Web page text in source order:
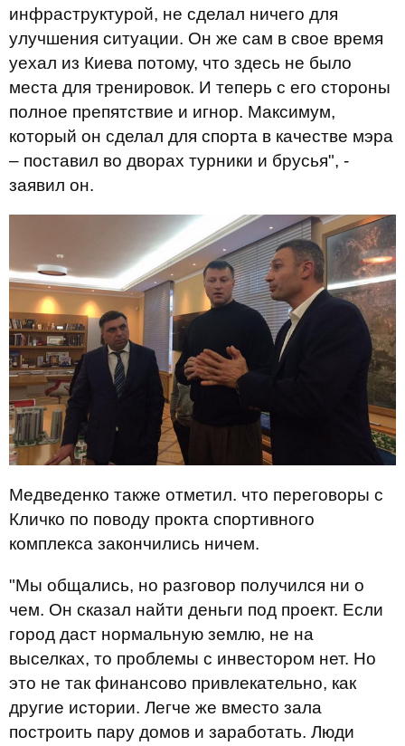
инфраструктурой, не сделал ничего для
улучшения ситуации. Он же сам в свое время
уехал из Киева потому, что здесь не было
места для тренировок. И теперь с его стороны
полное препятствие и игнор. Максимум,
который он сделал для спорта в качестве мэра
– поставил во дворах турники и брусья", -
заявил он.
Медведенко также отметил. что переговоры с
Кличко по поводу прокта спортивного
комплекса закончились ничем.
"Мы общались, но разговор получился ни о
чем. Он сказал найти деньги под проект. Если
город даст нормальную землю, не на
выселках, то проблемы с инвестором нет. Но
это не так финансово привлекательно, как
другие истории. Легче же вместо зала
построить пару домов и заработать. Люди